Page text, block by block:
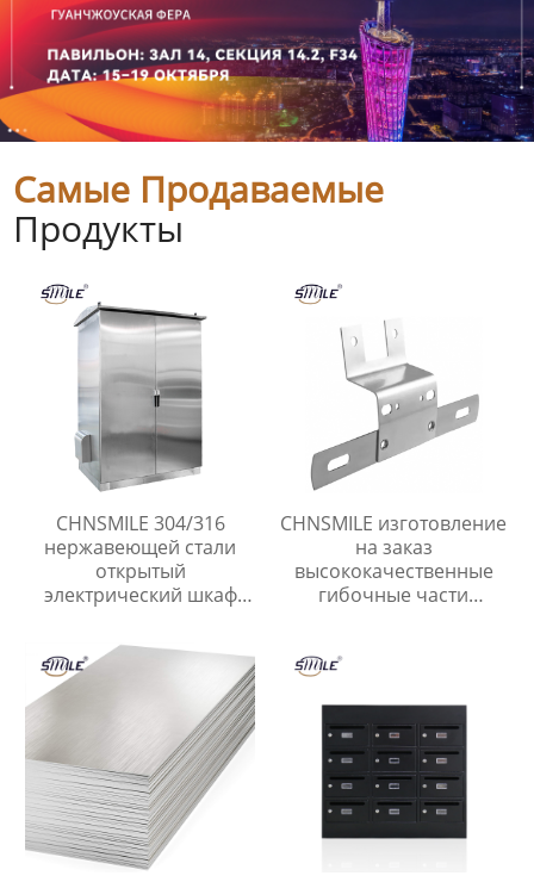
Самые Продаваемые
Продукты
CHNSMILE 304/316
нержавеющей стали
открытый
электрический шкаф
электрические корпуса
пользовательские
услуги изготовления
CHNSMILE изготовление
на заказ
высококачественные
гибочные части